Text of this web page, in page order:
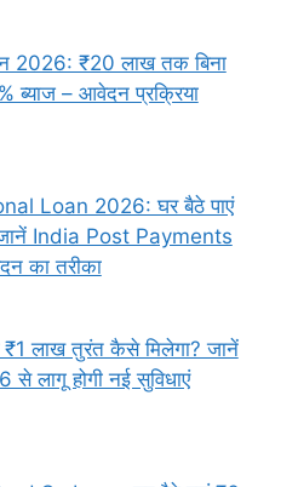
2026: ₹20 लाख तक बिना
ब्याज – आवेदन प्रक्रिया
Loan 2026: घर बैठे पाएं
India Post Payments
का तरीका
₹1 लाख तुरंत कैसे मिलेगा? जानें
से लागू होगी नई सुविधाएं